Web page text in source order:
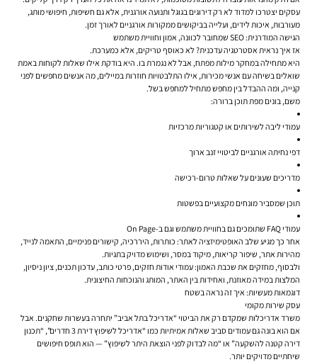
עסקים יצטרכו למדוד לא רק דירוגים בגוגל ותנועה אורגנית, אלא גם חשיפות, חיפושי מותג,
מעורבות, איכות לידים, ועלייה בביקושים ממקורות אורגניים לאורך זמן.
הגישה המודרנית: SEO שמחובר לכוונה, אמון וחוויית משתמש
אז איך נראית אסטרטגיה עדכנית? לא כאוסף טריקים, אלא כמערכת.
היא מתחילה במחקר מילות מפתח, אבל לא נגמרת בו. היא בודקת אילו שאלות לקוחות באמת
שואלים בשיחה עם אנשי מכירות, אילו התלבטויות חוזרות במיילים, מה אנשים מחפשים לפני
קנייה, ומה ההבדל בין מחפש מתחיל למחפש בשל.
משם, בונים מפת תוכן ברורה:
עמודי ליבה לשירותים או קטגוריות מרכזיות
דפי נחיתה אורגניים לביטויי זנב ארוך
מדריכים שעונים על שאלות טרום-רכישה
תוכן שמסביר מונחים מקצועיים בפשטות
עמודי FAQ שתומכים גם בחוויית משתמש וגם ב-On Page
אחר כך מגיע שלב האופטימיזציה לאתר: כותרות, היררכיה, קישורים פנימיים, התאמה לנייד,
מהירות אתר, שיפור קריאות, מיקוד במסר, ושימוש מדויק בתגיות.
ולבסוף, מחזקים את שכבת האמון: עמודי אודות חזקים, פרטי כותב, עדכון תכנים, ציון ניסיון,
המלצות במידה מאוזנת, ואחידות בין האתר, המותג והנוכחות החיצונית.
דוגמאות מעשיות: איך זה נראה בשטח
עסק שירות מקומי
משרד אדריכלות שמקדם רק את הביטוי “אדריכל בתל אביב” יתחרה בעשרות שחקנים. אבל
אם הוא בונה גם עמודים סביב שאלות אמיתיות כמו “אדריכל לשיפוץ דירת 3 חדרים”, “תכנון
דירה קטנה להשקעה” או “מה לבדוק לפני הוצאת היתר לשיפוץ” — הוא תופס חיפושים
שיחתיים מדויקים יותר.